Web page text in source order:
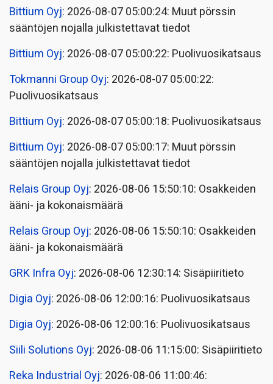
Bittium Oyj: 2026-08-07 05:00:24: Muut pörssin
sääntöjen nojalla julkistettavat tiedot
Bittium Oyj: 2026-08-07 05:00:22: Puolivuosikatsaus
Tokmanni Group Oyj: 2026-08-07 05:00:22:
Puolivuosikatsaus
Bittium Oyj: 2026-08-07 05:00:18: Puolivuosikatsaus
Bittium Oyj: 2026-08-07 05:00:17: Muut pörssin
sääntöjen nojalla julkistettavat tiedot
Relais Group Oyj: 2026-08-06 15:50:10: Osakkeiden
ääni- ja kokonaismäärä
Relais Group Oyj: 2026-08-06 15:50:10: Osakkeiden
ääni- ja kokonaismäärä
GRK Infra Oyj: 2026-08-06 12:30:14: Sisäpiiritieto
Digia Oyj: 2026-08-06 12:00:16: Puolivuosikatsaus
Digia Oyj: 2026-08-06 12:00:16: Puolivuosikatsaus
Siili Solutions Oyj: 2026-08-06 11:15:00: Sisäpiiritieto
Reka Industrial Oyj: 2026-08-06 11:00:46: